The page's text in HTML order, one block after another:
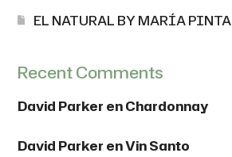
EL NATURAL BY MARÍA PINTA
Recent Comments
David Parker enChardonnay
David Parker enVin Santo